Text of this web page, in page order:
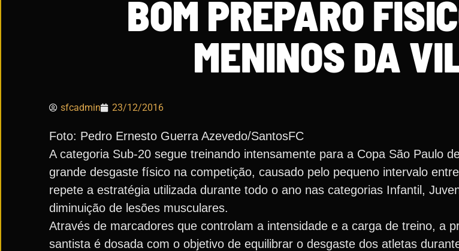
BOM PREPARO
MENINOS DA
sfcadmin 23/12/2016
Foto: Pedro Ernesto Guerra Azevedo/SantosFC
A categoria Sub-20 segue treinando intensamente para a Copa São Paulo
grande desgaste físico na competição, causado pelo pequeno intervalo
repete a estratégia utilizada durante todo o ano nas categorias Infantil,
diminuição de lesões musculares.
Através de marcadores que controlam a intensidade e a carga de treino, a
santista é dosada com o objetivo de equilibrar o desgaste dos atletas